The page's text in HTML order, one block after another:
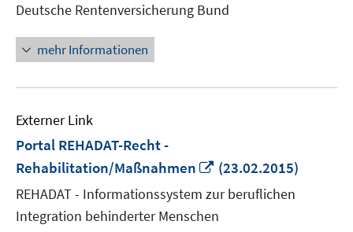
Fenster
Deutsche Rentenversicherung Bund
mehr Informationen
Externer Link
Portal REHADAT-Recht -
Rehabilitation/Maßnahmen
In
neuem
Fenster
öffnen
(23.02.2015)
REHADAT - Informationssystem zur beruflichen
Integration behinderter Menschen